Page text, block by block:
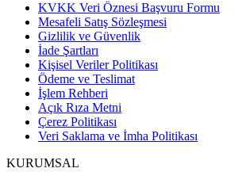
KVKK Veri Öznesi Başvuru Formu
Mesafeli Satış Sözleşmesi
Gizlilik ve Güvenlik
İade Şartları
Kişisel Veriler Politikası
Ödeme ve Teslimat
İşlem Rehberi
Açık Rıza Metni
Çerez Politikası
Veri Saklama ve İmha Politikası
KURUMSAL